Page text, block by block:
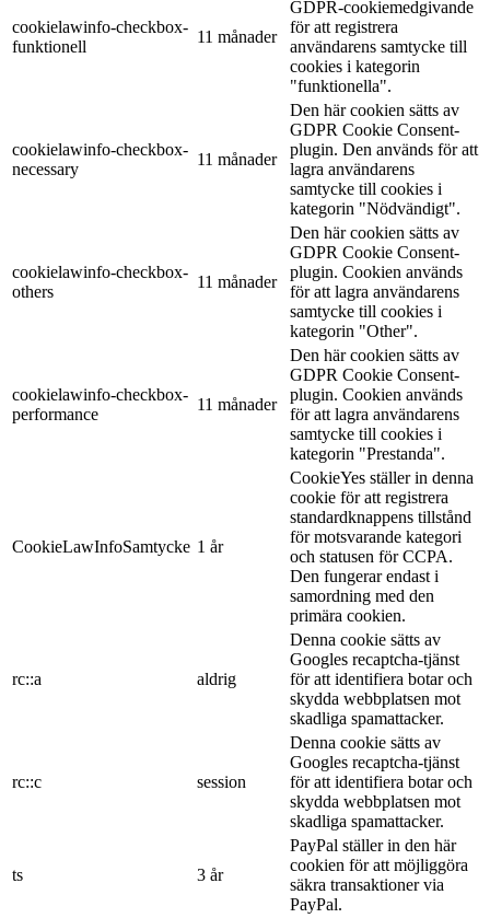
cookielawinfo-checkbox-
funktionell
11 månader
GDPR-cookiemedgivande
för att registrera
användarens samtycke till
cookies i kategorin
"funktionella".
cookielawinfo-checkbox-
necessary
11 månader
Den här cookien sätts av
GDPR Cookie Consent-
plugin. Den används för att
lagra användarens
samtycke till cookies i
kategorin "Nödvändigt".
cookielawinfo-checkbox-
others
11 månader
Den här cookien sätts av
GDPR Cookie Consent-
plugin. Cookien används
för att lagra användarens
samtycke till cookies i
kategorin "Other".
cookielawinfo-checkbox-
performance
11 månader
Den här cookien sätts av
GDPR Cookie Consent-
plugin. Cookien används
för att lagra användarens
samtycke till cookies i
kategorin "Prestanda".
CookieLawInfoSamtycke 1 år
CookieYes ställer in denna
cookie för att registrera
standardknappens tillstånd
för motsvarande kategori
och statusen för CCPA.
Den fungerar endast i
samordning med den
primära cookien.
rc::a aldrig
Denna cookie sätts av
Googles recaptcha-tjänst
för att identifiera botar och
skydda webbplatsen mot
skadliga spamattacker.
rc::c session
Denna cookie sätts av
Googles recaptcha-tjänst
för att identifiera botar och
skydda webbplatsen mot
skadliga spamattacker.
ts 3 år
PayPal ställer in den här
cookien för att möjliggöra
säkra transaktioner via
PayPal.